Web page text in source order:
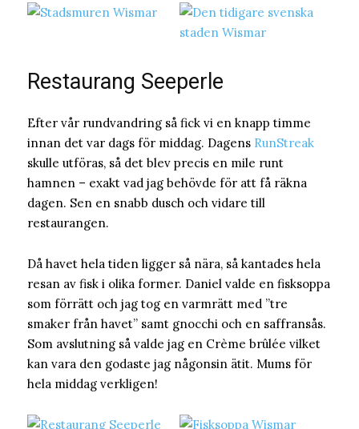
Restaurang Seeperle
Efter vår rundvandring så fick vi en knapp timme
innan det var dags för middag. Dagens RunStreak
skulle utföras, så det blev precis en mile runt
hamnen – exakt vad jag behövde för att få räkna
dagen. Sen en snabb dusch och vidare till
restaurangen.
Då havet hela tiden ligger så nära, så kantades hela
resan av fisk i olika former. Daniel valde en fisksoppa
som förrätt och jag tog en varmrätt med ”tre
smaker från havet” samt gnocchi och en saffransås.
Som avslutning så valde jag en Crème brûlée vilket
kan vara den godaste jag någonsin ätit. Mums för
hela middag verkligen!